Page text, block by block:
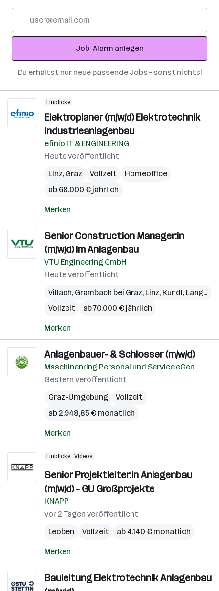
Adresse
Job-Alarm anlegen
Du erhältst nur neue passende Jobs – sonst nichts!
Einblicke
Elektroplaner (m/w/d) Elektrotechnik
Industrieanlagenbau
efinio IT & ENGINEERING
Heute veröffentlicht
Linz, Graz Vollzeit
Homeoffice
ab 68.000 € jährlich
Merken
Senior Construction Manager:in
(m/w/d) im Anlagenbau
VTU Engineering GmbH
Heute veröffentlicht
Villach, Grambach bei Graz, Linz, Kundl, Langkampfen
Vollzeit
ab 70.000 € jährlich
Merken
Anlagenbauer- & Schlosser (m/w/d)
Maschinenring Personal und Service eGen
Gestern veröffentlicht
Graz-Umgebung
Vollzeit
ab 2.948,85 € monatlich
Merken
Einblicke Videos
Senior Projektleiter:in Anlagenbau
(m/w/d) - GU Großprojekte
KNAPP
vor 2 Tagen veröffentlicht
Leoben
Vollzeit ab 4.140 € monatlich
Merken
Bauleitung Elektrotechnik Anlagenbau